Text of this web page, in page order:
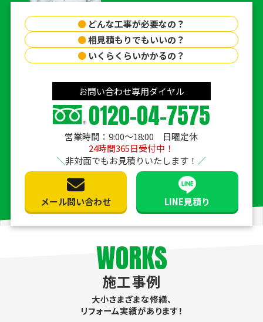
● どんな工事が必要なの？
●相見積もりでもいいの？
● いくらくらいかかるの？
お問い合わせ専用ダイヤル
0120-04-7575
営業時間：9:00〜18:00 日曜定休
24時間365日受付中！
非対面でもお見積りいたします！
メール問い合わせ LINE見積り
WORKS
施工事例
大小さまざまな修繕、
リフォーム実績があります！